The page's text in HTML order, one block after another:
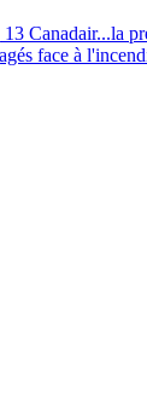
13 Canadair...la
face à